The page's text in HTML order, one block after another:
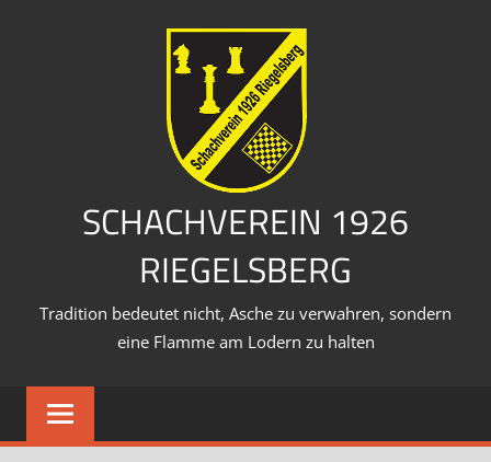
SCHACHVEREIN 1926
RIEGELSBERG
Tradition bedeutet nicht, Asche zu verwahren, sondern
eine Flamme am Lodern zu halten